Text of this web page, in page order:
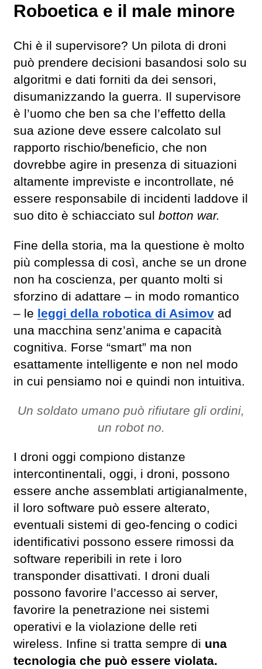
Roboetica e il male minore
Chi è il supervisore? Un pilota di droni
può prendere decisioni basandosi solo su
algoritmi e dati forniti da dei sensori,
disumanizzando la guerra. Il supervisore
è l’uomo che ben sa che l’effetto della
sua azione deve essere calcolato sul
rapporto rischio/beneficio, che non
dovrebbe agire in presenza di situazioni
altamente impreviste e incontrollate, né
essere responsabile di incidenti laddove il
suo dito è schiacciato sul botton war.
Fine della storia, ma la questione è molto
più complessa di così, anche se un drone
non ha coscienza, per quanto molti si
sforzino di adattare – in modo romantico
– le leggi della robotica di Asimov ad
una macchina senz’anima e capacità
cognitiva. Forse “smart” ma non
esattamente intelligente e non nel modo
in cui pensiamo noi e quindi non intuitiva.
Un soldato umano può rifiutare gli ordini,
un robot no.
I droni oggi compiono distanze
intercontinentali, oggi, i droni, possono
essere anche assemblati artigianalmente,
il loro software può essere alterato,
eventuali sistemi di geo-fencing o codici
identificativi possono essere rimossi da
software reperibili in rete i loro
transponder disattivati. I droni duali
possono favorire l’accesso ai server,
favorire la penetrazione nei sistemi
operativi e la violazione delle reti
wireless. Infine si tratta sempre di una
tecnologia che può essere violata.